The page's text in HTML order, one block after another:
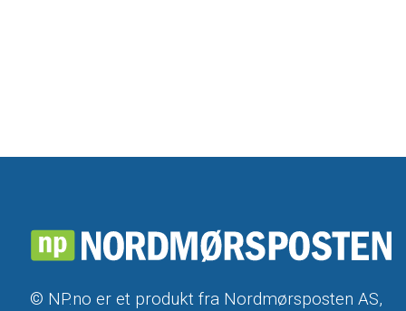
© NP.no er et produkt fra Nordmørsposten AS,